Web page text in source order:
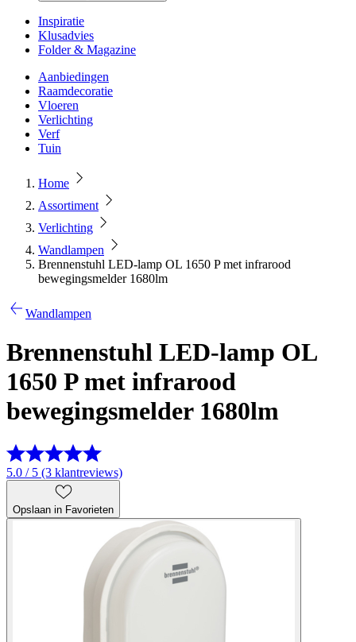
Inspiratie
Klusadvies
Folder & Magazine
Aanbiedingen
Raamdecoratie
Vloeren
Verlichting
Verf
Tuin
Home
Assortiment
Verlichting
Wandlampen
Brennenstuhl LED-lamp OL 1650 P met infrarood
bewegingsmelder 1680lm
Wandlampen
Brennenstuhl LED-lamp OL
1650 P met infrarood
bewegingsmelder 1680lm
5.0 / 5 (3 klantreviews)
Opslaan in Favorieten